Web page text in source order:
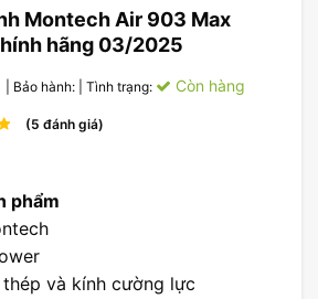
Montech Air 903 Max
hãng 03/2025
| Bảo hành: | Tình trạng: Còn hàng
(5 đánh giá)
phẩm
thép và kính cường lực